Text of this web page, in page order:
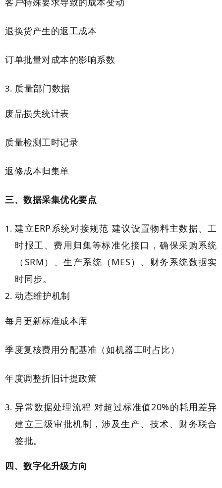
退换货产生的返工成本
订单批量对成本的影响系数
质量部门数据
废品损失统计表
质量检测工时记录
返修成本归集单
三、数据采集优化要点
建立ERP系统对接规范 建议设置物料主数据、工
时报工、费用归集等标准化接口，确保采购系统
（SRM）、生产系统（MES）、财务系统数据实
时同步。
动态维护机制
每月更新标准成本库
季度复核费用分配基准（如机器工时占比）
年度调整折旧计提政策
异常数据处理流程 对超过标准值20%的耗用差异
建立三级审批机制，涉及生产、技术、财务联合
签批。
四、数字化升级方向